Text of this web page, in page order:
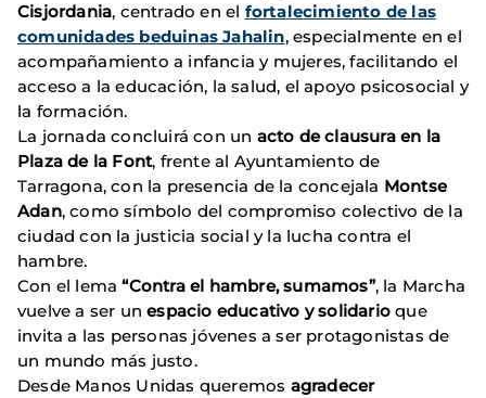
Cisjordania, centrado en el fortalecimiento de las
comunidades beduinas Jahalin, especialmente en el
acompañamiento a infancia y mujeres, facilitando el
acceso a la educación, la salud, el apoyo psicosocial y
la formación.
La jornada concluirá con un acto de clausura en la
Plaza de la Font, frente al Ayuntamiento de
Tarragona, con la presencia de la concejala Montse
Adan, como símbolo del compromiso colectivo de la
ciudad con la justicia social y la lucha contra el
hambre.
Con el lema “Contra el hambre, sumamos”, la Marcha
vuelve a ser unespacio educativo y solidario que
invita a las personas jóvenes a ser protagonistas de
un mundo más justo.
Desde Manos Unidas queremos agradecer